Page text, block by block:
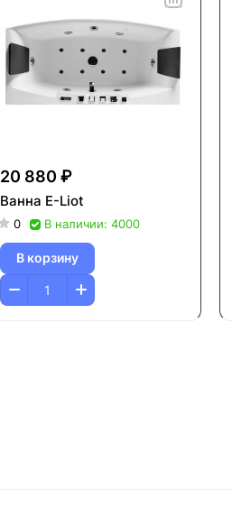
20 880 ₽
Ванна Е-Liot
0 В наличии: 4000
В корзину